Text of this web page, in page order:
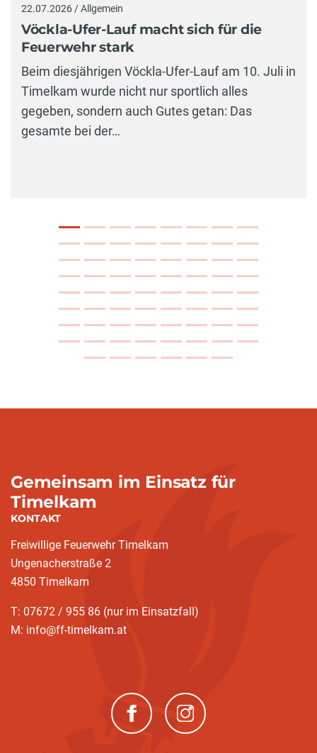
22.07.2026 / Allgemein
Vöckla-Ufer-Lauf macht sich für die
Feuerwehr stark
Beim diesjährigen Vöckla-Ufer-Lauf am 10. Juli in
Timelkam wurde nicht nur sportlich alles
gegeben, sondern auch Gutes getan: Das
gesamte bei der…
Gemeinsam im Einsatz für
Timelkam
KONTAKT
Freiwillige Feuerwehr Timelkam
Ungenacherstraße 2
4850 Timelkam
T: 07672 / 955 86 (nur im Einsatzfall)
M: info@ff-timelkam.at
(neues Fenster)(neues Fenster)